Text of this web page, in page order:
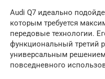
Audi Q7 идеально
которым требуется
передовые технологии.
функциональный третий
универсальным
повседневного